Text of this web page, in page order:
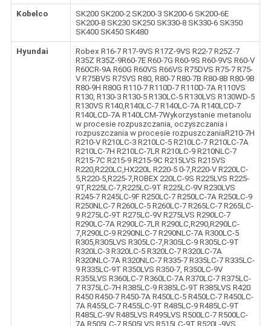
Kobelco
SK200 SK200-2 SK200-3 SK200-6 SK200-6E
SK200-8 SK230 SK250 SK330-8 SK330-6 SK350
SK400 SK450 SK480
Hyundai
Robex R16-7 R17-9VS R17Z-9VS R22-7 R25Z-7
R35Z R35Z-9R60-7E R60-7G R60-9S R60-9VS R60-V
R60CR-9A R60G R60VS R66VS R75DVS R75-7 R75-
V R75BVS R75VS R80, R80-7 R80-7B R80-8B R80-9B
R80-9H R80G R110-7 R110D-7 R110D-7A R110VS
R130, R130-3 R130-5 R130LC-5 R130LVS R130WD-5
R130VS R140,R140LC-7 R140LC-7A R140LCD-7
R140LCD-7A R140LCM-7Wykorzystanie metanolu
w procesie rozpuszczania, oczyszczania i
rozpuszczania w procesie rozpuszczaniaR210-7H
R210-V R210LC-3 R210LC-5 R210LC-7 R210LC-7A
R210LC-7H R210LC-7LR R210LC-9 R210NLC-7
R215-7C R215-9 R215-9C R215LVS R215VS
R220,R220LC,HX220L R220-5 0-7,R220-V R220LC-
5,R220-5,R225-7,ROBEX 220LC-9S R225LVS R225-
9T,R225LC-7,R225LC-9T R225LC-9V R230LVS
R245-7 R245LC-9F R250LC-7 R250LC-7A R250LC-9
R250NLC-7 R260LC-5 R260LC-7 R265LC-7 R265LC-
9 R275LC-9T R275LC-9V R275LVS R290LC-7
R290LC-7A R290LC-7LR R290LC,R290,R290LC-
7,R290LC-9 R290NLC-7 R290NLC-7A R300LC-5
R305,R305LVS R305LC-7,R305LC-9 R305LC-9T
R320LC-3 R320LC-5 R320LC-7 R320LC-7A
R320NLC-7A R320NLC-7 R335-7 R335LC-7 R335LC-
9 R335LC-9T R350LVS R350-7, R350LC-9V
R355LVS R360LC-7 R360LC-7A R370LC-7 R375LC-
7 R375LC-7H R385LC-9 R385LC-9T R385LVS R420
R450 R450-7 R450-7A R450LC-5 R450LC-7 R450LC-
7A R455LC-7 R455LC-9T R485LC-9 R485LC-9T
R485LC-9V R485LVS R495LVS R500LC-7 R500LC-
7A R505LC-7 R505LVS R515LC-9T R520L-9VS